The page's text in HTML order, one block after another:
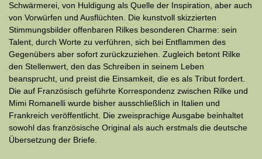
Schwärmerei, von Huldigung als Quelle der Inspiration, aber auch
von Vorwürfen und Ausflüchten. Die kunstvoll skizzierten
Stimmungsbilder offenbaren Rilkes besonderen Charme: sein
Talent, durch Worte zu verführen, sich bei Entflammen des
Gegenübers aber sofort zurückzuziehen. Zugleich betont Rilke
den Stellenwert, den das Schreiben in seinem Leben
beansprucht, und preist die Einsamkeit, die es als Tribut fordert.
Die auf Französisch geführte Korrespondenz zwischen Rilke und
Mimi Romanelli wurde bisher ausschließlich in Italien und
Frankreich veröffentlicht. Die zweisprachige Ausgabe beinhaltet
sowohl das französische Original als auch erstmals die deutsche
Übersetzung der Briefe.